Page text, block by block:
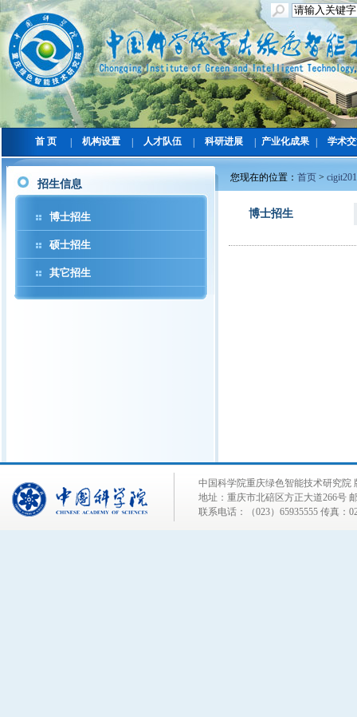
首 页 机构设置 人才队伍 科研进展 产业化成果 学术
招生信息
博士招生
硕士招生
其它招生
您现在的位置： 首页 >
博士招生
中国科学院重庆绿色智能技术研究院
地址：重庆市北碚区方正大道266号
联系电话：（023）65935555 传真：